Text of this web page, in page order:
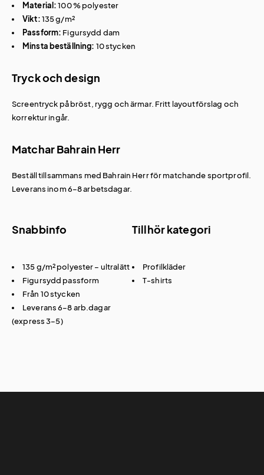
Material:100 % polyester
Vikt:135 g/m²
Passform: Figursydd dam
Minsta beställning: 10 stycken
Tryck och design
Screentryck på bröst, rygg och ärmar. Fritt layoutförslag och
korrektur ingår.
Matchar Bahrain Herr
Beställ tillsammans med Bahrain Herrför matchande sportprofil.
Leverans inom 6–8 arbetsdagar.
Snabbinfo
135 g/m² polyester – ultralätt
Figursydd passform
Från 10 stycken
Leverans 6–8 arb.dagar
(express 3–5)
Tillhör kategori
Profilkläder
T-shirts